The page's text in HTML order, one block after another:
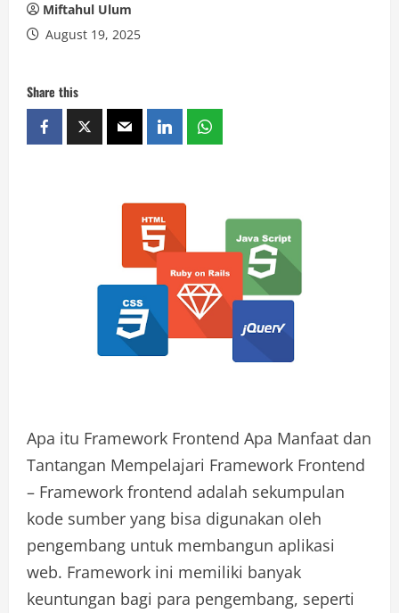
Miftahul Ulum
August 19, 2025
Share this
Apa itu Framework Frontend Apa Manfaat dan
Tantangan Mempelajari Framework Frontend
– Framework frontend adalah sekumpulan
kode sumber yang bisa digunakan oleh
pengembang untuk membangun aplikasi
web. Framework ini memiliki banyak
keuntungan bagi para pengembang, seperti